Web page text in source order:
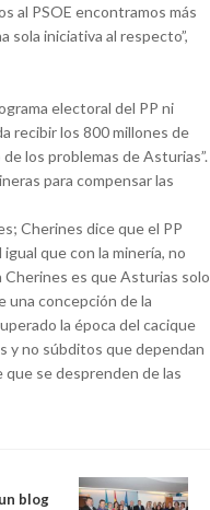
al PSOE encontramos más
sola iniciativa al respecto”,
electoral del PP ni
recibir los 800 millones de
los problemas de Asturias”.
para compensar las
Cherines dice que el PP
que con la minería, no
Cherines es que Asturias solo
una concepción de la
la época del cacique
y no súbditos que dependan
se desprenden de las
blog